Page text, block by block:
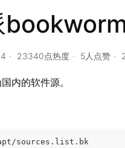
23340点热度 5人点赞
内的软件源。
sources.list.bk